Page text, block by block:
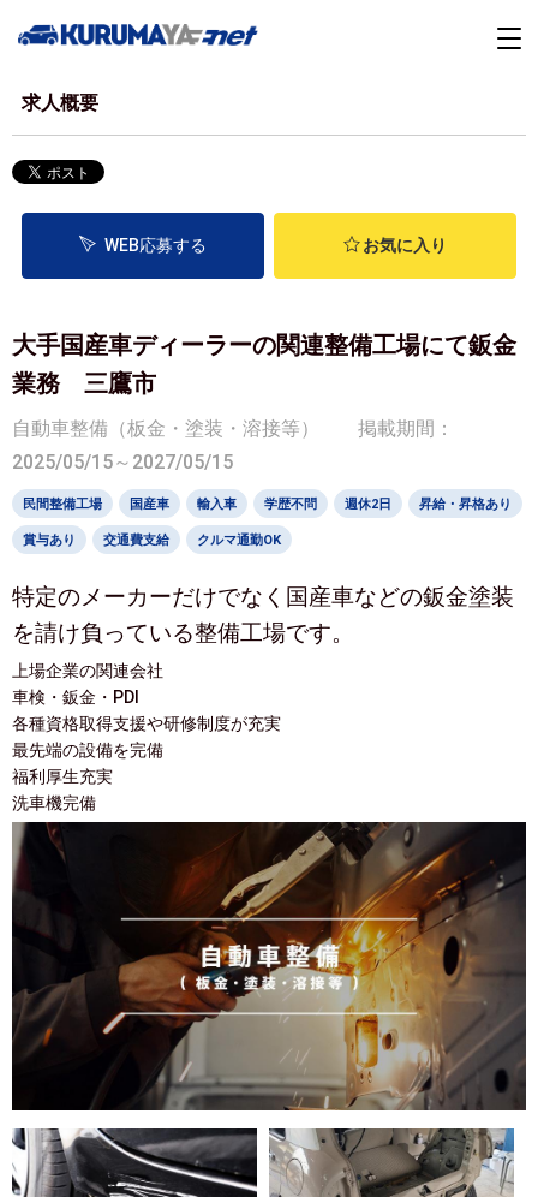
求人概要
WEB応募する お気に入り
大手国産車ディーラーの関連整備工場にて鈑金
業務 三鷹市
自動車整備（板金・塗装・溶接等）
掲載期間：
2025/05/15～2027/05/15
民間整備工場 国産車 輸入車 学歴不問 週休2日 昇給・昇格あり
賞与あり 交通費支給 クルマ通勤OK
特定のメーカーだけでなく国産車などの鈑金塗装
を請け負っている整備工場です。
上場企業の関連会社
車検・鈑金・PDI
各種資格取得支援や研修制度が充実
最先端の設備を完備
福利厚生充実
洗車機完備